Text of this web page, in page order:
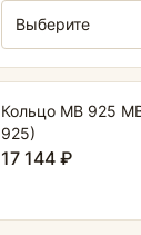
Кольцо MB 925
925)
17 144 ₽